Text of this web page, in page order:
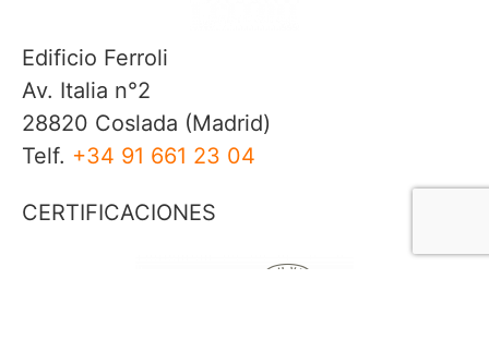
Edificio Ferroli
Av. Italia n°2
28820 Coslada (Madrid)
Telf. +34 91 661 23 04
CERTIFICACIONES